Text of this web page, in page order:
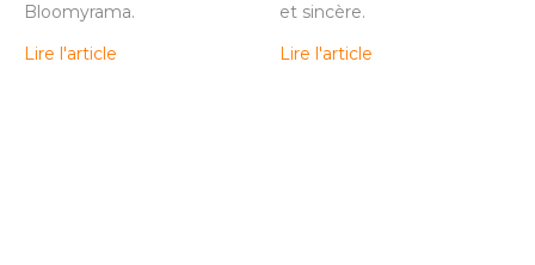
Bloomyrama.
Lire l'article
et sincère.
Lire l'article